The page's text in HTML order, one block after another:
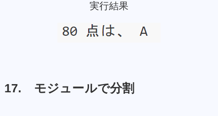
実行結果
17. モジュールで分割